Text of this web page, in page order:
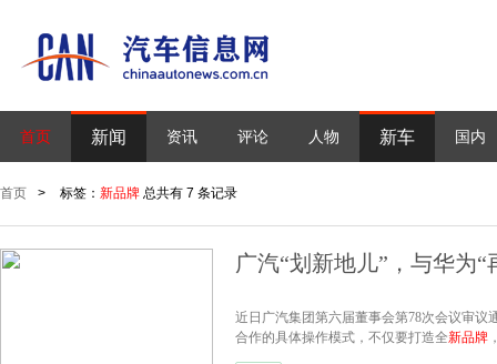
首页 新闻 资讯 评论 人物 新车 国内
首页 > 标签： 新品牌 总共有 7 条记录
广汽“划新地儿”，与华为“
近日广汽集团第六届董事会第78次会议审
合作的具体操作模式，不仅要打造全新品牌